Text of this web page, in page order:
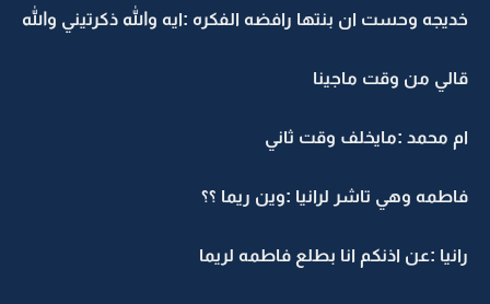
خديجه وحست ان بنتها رافضه الفكره :ايه والله ذكرتيني والله
قالي من وقت ماجينا
ام محمد :مايخلف وقت ثاني
فاطمه وهي تاشر لرانيا :وين ريما ؟؟
رانيا :عن اذنكم انا بطلع فاطمه لريما